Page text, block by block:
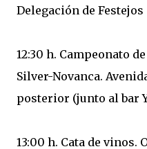
Delegación de Festejos
12:30 h. Campeonato
Silver-Novanca.
posterior (junto al bar
13:00 h. Cata de vinos.